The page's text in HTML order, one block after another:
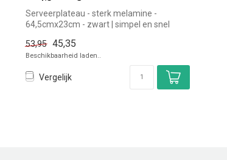
Serveerplateau - sterk melamine -
64,5cmx23cm - zwart | simpel en snel
53,95 45,35
Beschikbaarheid laden..
Vergelijk